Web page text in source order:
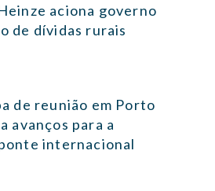
aciona governo
de dívidas rurais
de reunião em Porto
avanços para a
internacional